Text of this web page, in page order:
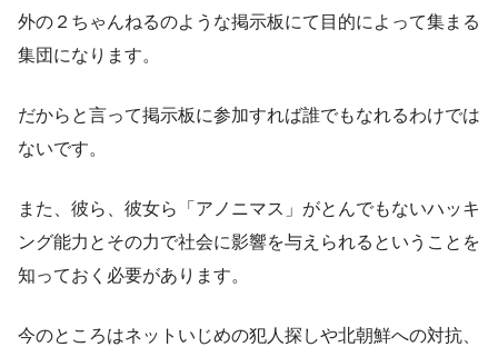
外の２ちゃんねるのような掲示板にて目的によって集まる
集団 になります。
だからと言って掲示板に参加すれば誰でもなれるわけでは
ないです。
また、彼ら、彼女ら「アノニマス」がとんでもないハッキ
ング能力とその力で社会に影響を与えられるということ を
知っておく必要があります。
今のところはネットいじめの犯人探しや北朝鮮への対抗、